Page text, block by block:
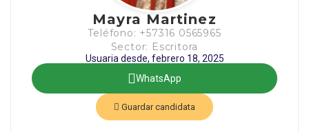
Mayra Martinez
Teléfono: +57316 0565965
Sector: Escritora
Usuaria desde, febrero 18, 2025
WhatsApp
Guardar candidata